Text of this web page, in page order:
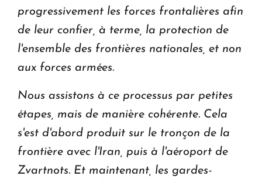
progressivement les forces frontalières afin
de leur confier, à terme, la protection de
l'ensemble des frontières nationales, et non
aux forces armées.
Nous assistons à ce processus par petites
étapes, mais de manière cohérente. Cela
s'est d'abord produit sur le tronçon de la
frontière avec l'Iran, puis à l'aéroport de
Zvartnots. Et maintenant, les gardes-